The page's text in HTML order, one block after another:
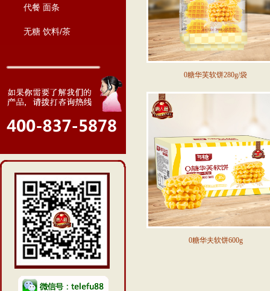
代餐 面条
无糖 饮料/茶
0糖华芙软饼280g/袋
0糖华夫软饼600g